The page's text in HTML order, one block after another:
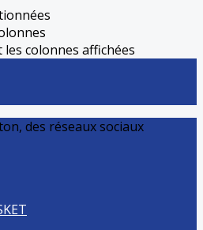
colonnes affichées
des réseaux sociaux